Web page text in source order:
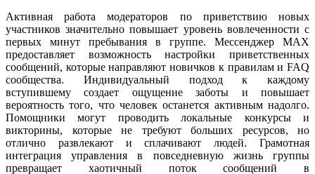
Активная работа модераторов по приветствию новых
участников значительно повышает уровень вовлеченности с
первых минут пребывания в группе. Мессенджер MAX
предоставляет возможность настройки приветственных
сообщений, которые направляют новичков к правилам и FAQ
сообщества. Индивидуальный подход к каждому
вступившему создает ощущение заботы и повышает
вероятность того, что человек останется активным надолго.
Помощники могут проводить локальные конкурсы и
викторины, которые не требуют больших ресурсов, но
отлично развлекают и сплачивают людей. Грамотная
интеграция управления в повседневную жизнь группы
превращает хаотичный поток сообщений в